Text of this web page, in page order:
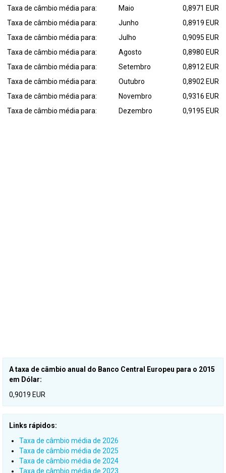
Taxa de câmbio média para:
Maio
0,8971 EUR
Taxa de câmbio média para:
Junho
0,8919 EUR
Taxa de câmbio média para:
Julho
0,9095 EUR
Taxa de câmbio média para:
Agosto
0,8980 EUR
Taxa de câmbio média para:
Setembro
0,8912 EUR
Taxa de câmbio média para:
Outubro
0,8902 EUR
Taxa de câmbio média para:
Novembro
0,9316 EUR
Taxa de câmbio média para:
Dezembro 0,9195 EUR
A taxa de câmbio anual do Banco Central Europeu para o 2015
em Dólar:
0,9019 EUR
Links rápidos:
Taxa de câmbio média de 2026
Taxa de câmbio média de 2025
Taxa de câmbio média de 2024
Taxa de câmbio média de 2023